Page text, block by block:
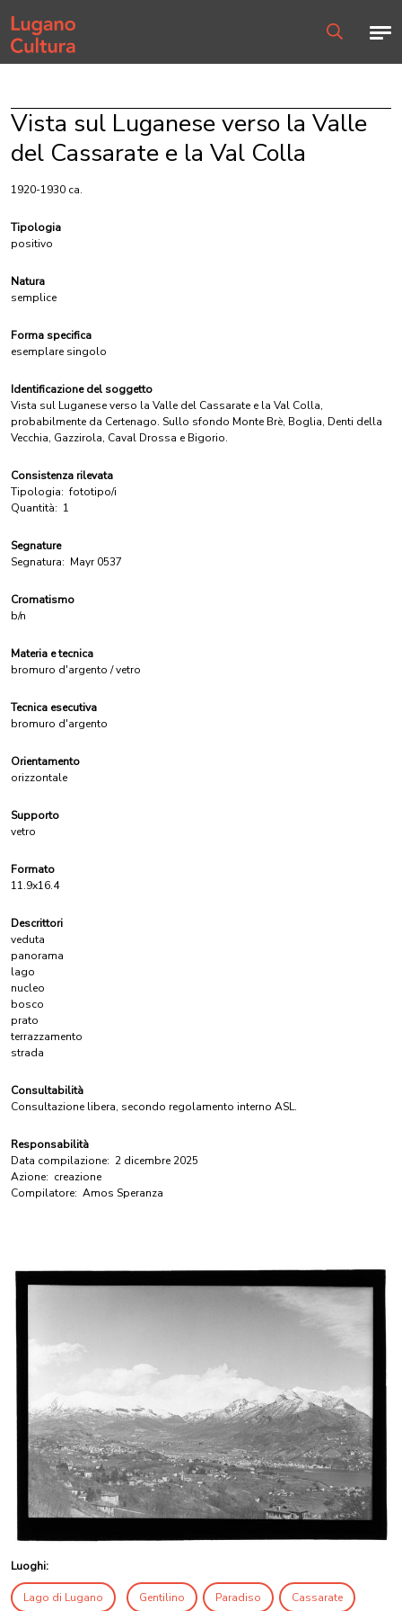
Home page
Vista sul Luganese verso la Valle
del Cassarate e la Val Colla
1920-1930 ca.
Tipologia
positivo
Natura
semplice
Forma specifica
esemplare singolo
Identificazione del soggetto
Vista sul Luganese verso la Valle del Cassarate e la Val Colla,
probabilmente da Certenago. Sullo sfondo Monte Brè, Boglia, Denti della
Vecchia, Gazzirola, Caval Drossa e Bigorio.
Consistenza rilevata
Tipologia: fototipo/i
Quantità: 1
Segnature
Segnatura: Mayr 0537
Cromatismo
b/n
Materia e tecnica
bromuro d'argento / vetro
Tecnica esecutiva
bromuro d'argento
Orientamento
orizzontale
Supporto
vetro
Formato
11.9x16.4
Descrittori
veduta
panorama
lago
nucleo
bosco
prato
terrazzamento
strada
Consultabilità
Consultazione libera, secondo regolamento interno ASL.
Responsabilità
Data compilazione: 2 dicembre 2025
Azione: creazione
Compilatore: Amos Speranza
Luoghi:
Lago di Lugano Gentilino Paradiso Cassarate